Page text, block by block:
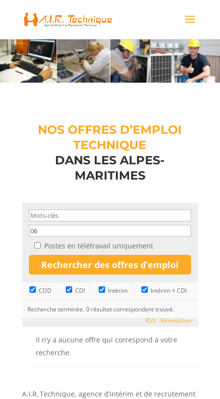
NOS OFFRES D’EMPLOI
TECHNIQUE
DANS LES ALPES-
MARITIMES
Postes en télétravail uniquement
CDD CDI Intérim Intérim + CDI
Recherche terminée. 0 résultat correspondant trouvé.
Réinitialiser
RSS
Il n’y a aucune offre qui correspond à votre
recherche.
A.I.R. Technique, agence d’intérim et de recrutement